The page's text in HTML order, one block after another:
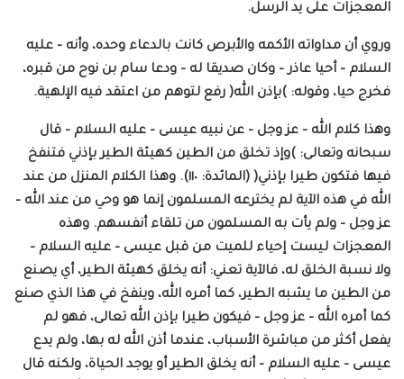
المعجزات على يد الرسل.
وروي أن مداواته الأكمه والأبرص كانت بالدعاء وحده، وأنه – عليه
السلام – أحيا عاذر – وكان صديقا له – ودعا سام بن نوح من قبره،
فخرج حيا، وقوله: )بإذن الله( رفع لتوهم من اعتقد فيه الإلهية.
وهذا كلام الله – عز وجل – عن نبيه عيسى – عليه السلام – قال
سبحانه وتعالى: )وإذ تخلق من الطين كهيئة الطير بإذني فتنفخ
فيها فتكون طيرا بإذني( (المائدة: ١١٠). وهذا الكلام المنزل من عند
الله في هذه الآية لم يخترعه المسلمون إنما هو وحي من عند الله –
عز وجل – ولم يأت به المسلمون من تلقاء أنفسهم. وهذه
المعجزات ليست إحياء للميت من قبل عيسى – عليه السلام –
ولا نسبة الخلق له، فالآية تعني: أنه يخلق كهيئة الطير، أي يصنع
من الطين ما يشبه الطير، كما أمره الله، وينفخ في هذا الذي صنع
كما أمره الله – عز وجل – فيكون طيرا بإذن الله تعالى، فهو لم
يفعل أكثر من مباشرة الأسباب، عندما أذن الله له بها، ولم يدع
عيسى – عليه السلام – أنه يخلق الطير أو يوجد الحياة، ولكنه قال